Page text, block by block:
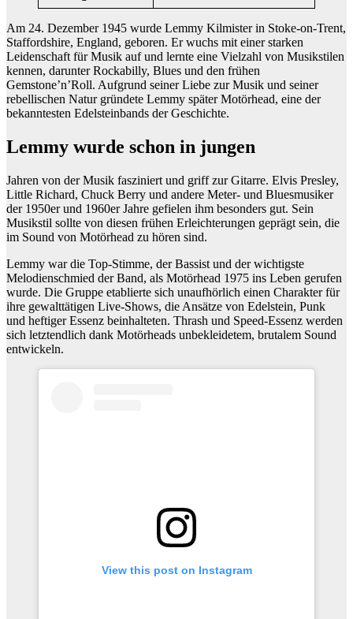
Am 24. Dezember 1945 wurde Lemmy Kilmister in Stoke-on-Trent,
Staffordshire, England, geboren. Er wuchs mit einer starken
Leidenschaft für Musik auf und lernte eine Vielzahl von Musikstilen
kennen, darunter Rockabilly, Blues und den frühen
Gemstone’n’Roll. Aufgrund seiner Liebe zur Musik und seiner
rebellischen Natur gründete Lemmy später Motörhead, eine der
bekanntesten Edelsteinbands der Geschichte.
Lemmy wurde schon in jungen
Jahren von der Musik fasziniert und griff zur Gitarre. Elvis Presley,
Little Richard, Chuck Berry und andere Meter- und Bluesmusiker
der 1950er und 1960er Jahre gefielen ihm besonders gut. Sein
Musikstil sollte von diesen frühen Erleichterungen geprägt sein, die
im Sound von Motörhead zu hören sind.
Lemmy war die Top-Stimme, der Bassist und der wichtigste
Melodienschmied der Band, als Motörhead 1975 ins Leben gerufen
wurde. Die Gruppe etablierte sich unaufhörlich einen Charakter für
ihre gewalttätigen Live-Shows, die Ansätze von Edelstein, Punk
und heftiger Essenz beinhalteten. Thrash und Speed-Essenz werden
sich letztendlich dank Motörheads unbekleidetem, brutalem Sound
entwickeln.
View this post on Instagram